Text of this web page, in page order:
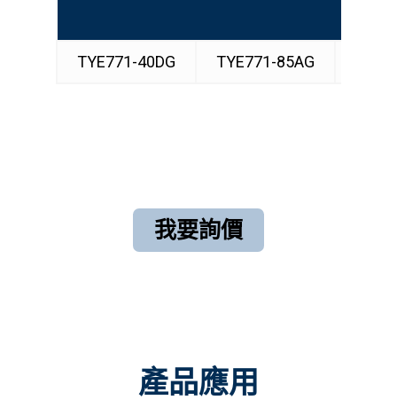
TYE771-40DG TYE771-85AG
我要詢價
產品應用